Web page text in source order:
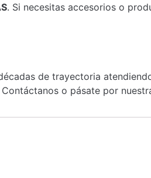
. Si necesitas accesorios o
de trayectoria
o pásate por